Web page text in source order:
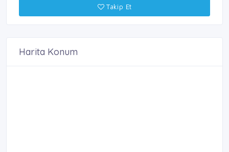
Takip Et
Harita Konum